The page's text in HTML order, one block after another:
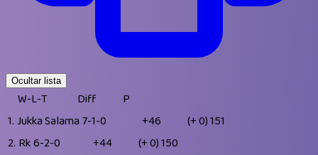
Ocultar lista
W-L-T Diff
P
1. Jukka Salama 7-1-0 +46 (+ 0)151
2. Rk6-2-0 +44 (+ 0)150